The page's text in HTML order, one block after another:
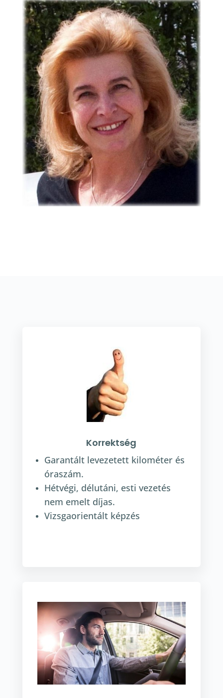
Korrektség
Garantált levezetett kilométer és
óraszám.
Hétvégi, délutáni, esti vezetés
nem emelt díjas.
Vizsgaorientált képzés